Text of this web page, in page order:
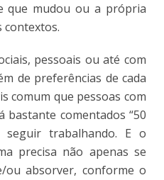
que mudou ou a própria
contextos.
pessoais ou até com
de preferências de cada
comum que pessoas com
bastante comentados “50
seguir trabalhando. E o
precisa não apenas se
absorver, conforme o